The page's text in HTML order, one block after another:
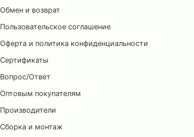
Обмен и возврат
Пользовательское соглашение
Оферта и политика конфиденциальности
Сертификаты
Вопрос/Ответ
Оптовым покупателям
Производители
Сборка и монтаж